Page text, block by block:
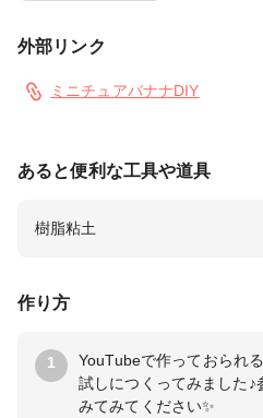
外部リンク
ミニチュアバナナDIY
作り方
1
YouTubeで作っておられる
試しにつくってみました♪
みてみてください✨
あると便利な工具や道具
樹脂粘土